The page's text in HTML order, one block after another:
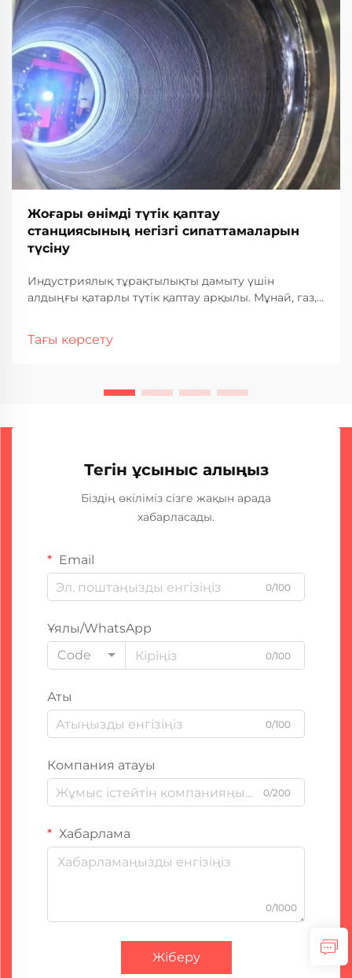
Жоғары өнімді түтік қаптау
станциясының негізгі сипаттамаларын
түсіну
Индустриялық тұрақтылықты дамыту үшін
алдыңғы қатарлы түтік қаптау арқылы. Мұнай, газ,
коррозияға және үздіксіз жұмыс істеуге
Тағы көрсету
Тегін ұсыныс алыңыз
Біздің өкіліміз сізге жақын арада
хабарласады.
Email
0/100
Ұялы/WhatsApp
Code
0/100
Аты
0/100
Компания атауы
0/200
Хабарлама
0/1000
Жіберу